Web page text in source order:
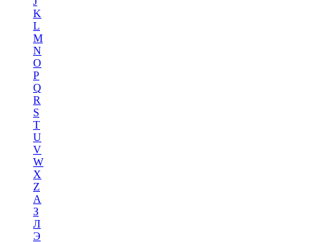
K
L
M
N
O
P
Q
R
S
T
U
V
W
X
Z
А
З
Л
Э